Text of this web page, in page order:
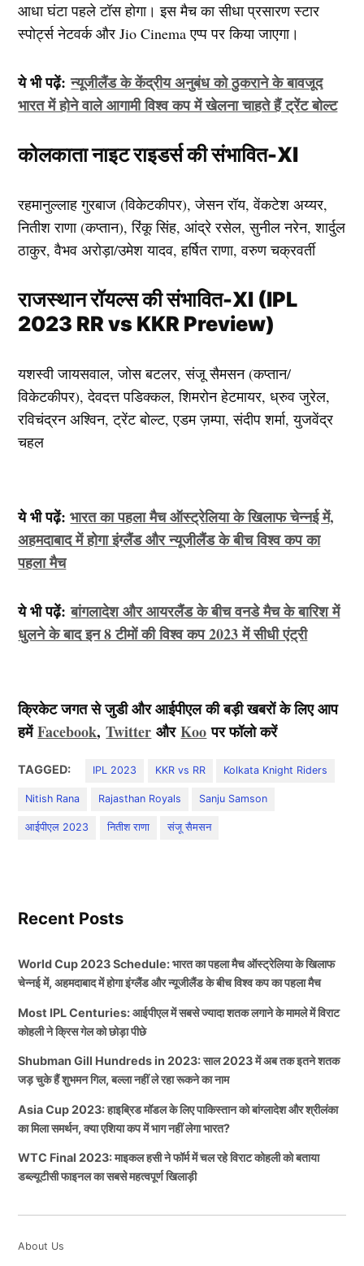
आधा घंटा पहले टॉस होगा। इस मैच का सीधा प्रसारण स्टार
स्पोर्ट्स नेटवर्क और Jio Cinema एप्प पर किया जाएगा।
ये भी पढ़ें:न्यूजीलैंड के केंद्रीय अनुबंध को ठुकराने के बावजूद
भारत में होने वाले आगामी विश्व कप में खेलना चाहते हैं ट्रेंट बोल्ट
कोलकाता नाइट राइडर्स की संभावित-XI
रहमानुल्लाह गुरबाज (विकेटकीपर), जेसन रॉय, वेंकटेश अय्यर,
नितीश राणा (कप्तान), रिंकू सिंह, आंद्रे रसेल, सुनील नरेन, शार्दुल
ठाकुर, वैभव अरोड़ा/उमेश यादव, हर्षित राणा, वरुण चक्रवर्ती
राजस्थान रॉयल्स की संभावित-XI (IPL
2023 RR vs KKR Preview)
यशस्वी जायसवाल, जोस बटलर, संजू सैमसन (कप्तान/
विकेटकीपर), देवदत्त पडिक्कल, शिमरोन हेटमायर, ध्रुव जुरेल,
रविचंद्रन अश्विन, ट्रेंट बोल्ट, एडम ज़म्पा, संदीप शर्मा, युजवेंद्र
चहल
ये भी पढ़ें:भारत का पहला मैच ऑस्ट्रेलिया के खिलाफ चेन्नई में,
अहमदाबाद में होगा इंग्लैंड और न्यूजीलैंड के बीच विश्व कप का
पहला मैच
ये भी पढ़ें:बांगलादेश और आयरलैंड के बीच वनडे मैच के बारिश में
धुलने के बाद इन 8 टीमों की विश्व कप 2023 में सीधी एंट्री
क्रिकेट जगत से जुडी और आईपीएल की बड़ी खबरों के लिए आप
हमेंFacebook,Twitter औरKooपर फॉलो करें
TAGGED: IPL 2023 KKR vs RR Kolkata Knight Riders
Nitish Rana Rajasthan Royals Sanju Samson
आईपीएल 2023 नितीश राणा संजू सैमसन
Recent Posts
World Cup 2023 Schedule: भारत का पहला मैच ऑस्ट्रेलिया के खिलाफ
चेन्नई में, अहमदाबाद में होगा इंग्लैंड और न्यूजीलैंड के बीच विश्व कप का पहला मैच
Most IPL Centuries: आईपीएल में सबसे ज्यादा शतक लगाने के मामले में विराट
कोहली ने क्रिस गेल को छोड़ा पीछे
Shubman Gill Hundreds in 2023: साल 2023 में अब तक इतने शतक
जड़ चुके हैं शुभमन गिल, बल्ला नहीं ले रहा रूकने का नाम
Asia Cup 2023: हाइब्रिड मॉडल के लिए पाकिस्तान को बांग्लादेश और श्रीलंका
का मिला समर्थन, क्या एशिया कप में भाग नहीं लेगा भारत?
WTC Final 2023: माइकल हसी ने फॉर्म में चल रहे विराट कोहली को बताया
डब्ल्यूटीसी फाइनल का सबसे महत्वपूर्ण खिलाड़ी
About Us